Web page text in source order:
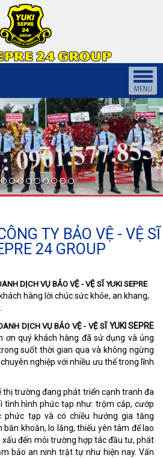
TY BẢO VỆ - VỆ SĨ
24 GROUP
DỊCH VỤ BẢO VỆ - VỆ SĨ YUKI SEPRE
hàng lời chúc sức khỏe, an khang,
DỊCH VỤ BẢO VỆ - VỆ SĨ YUKI SEPRE
ơn quý khách hàng đã sử dụng và ủng
suốt thời gian qua và không ngừng
nghiệp với nhiều ưu thế trong lĩnh
thị trường đang phát triển cạnh tranh đa
tình hình phức tạp như: trộm cắp, cướp
phức tạp và có chiều hướng gia tăng
khoăn, lo lắng, thiếu yên tâm để lao
đến môi trường hợp tác đầu tư, phát
bảo an ninh trật tự như hiện nay. Vấn